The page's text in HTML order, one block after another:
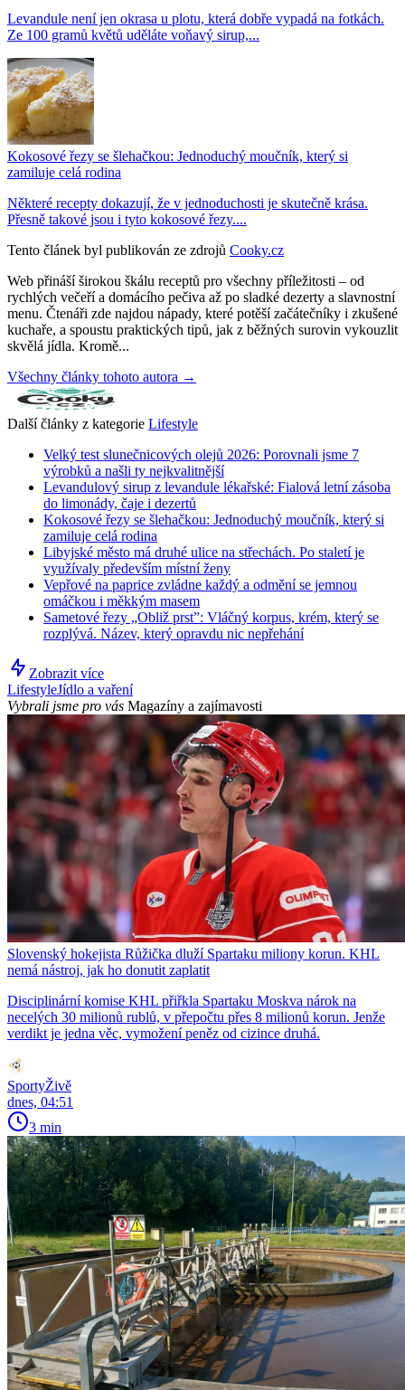
Levandule není jen okrasa u plotu, která dobře vypadá na fotkách.
Ze 100 gramů květů uděláte voňavý sirup,...
Kokosové řezy se šlehačkou: Jednoduchý moučník, který si
zamiluje celá rodina
Některé recepty dokazují, že v jednoduchosti je skutečně krása.
Přesně takové jsou i tyto kokosové řezy....
Tento článek byl publikován ze zdrojů Cooky.cz
Web přináší širokou škálu receptů pro všechny příležitosti – od
rychlých večeří a domácího pečiva až po sladké dezerty a slavnostní
menu. Čtenáři zde najdou nápady, které potěší začátečníky i zkušené
kuchaře, a spoustu praktických tipů, jak z běžných surovin vykouzlit
skvělá jídla. Kromě...
Všechny články tohoto autora →
Další články z kategorie Lifestyle
Velký test slunečnicových olejů 2026: Porovnali jsme 7
výrobků a našli ty nejkvalitnější
Levandulový sirup z levandule lékařské: Fialová letní zásoba
do limonády, čaje i dezertů
Kokosové řezy se šlehačkou: Jednoduchý moučník, který si
zamiluje celá rodina
Libyjské město má druhé ulice na střechách. Po staletí je
využívaly především místní ženy
Vepřové na paprice zvládne každý a odmění se jemnou
omáčkou i měkkým masem
Sametové řezy „Obliž prst”: Vláčný korpus, krém, který se
rozplývá. Název, který opravdu nic nepřehání
Zobrazit více
LifestyleJídlo a vaření
Vybrali jsme pro vás Magazíny a zajímavosti
Slovenský hokejista Růžička dluží Spartaku miliony korun. KHL
nemá nástroj, jak ho donutit zaplatit
Disciplinární komise KHL přiřkla Spartaku Moskva nárok na
necelých 30 milionů rublů, v přepočtu přes 8 milionů korun. Jenže
verdikt je jedna věc, vymožení peněz od cizince druhá.
SportyŽivě
dnes, 04:51
3 min